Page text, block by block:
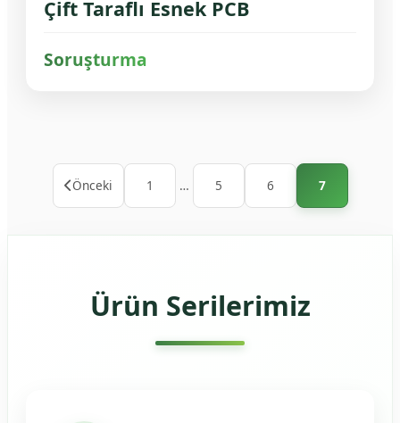
Çift Taraflı Esnek PCB
Soruşturma
Önceki 1 … 5 6 7
Ürün Serilerimiz